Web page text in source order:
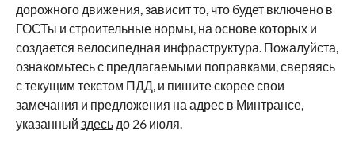
дорожного движения, зависит то, что будет включено в
ГОСТы и строительные нормы, на основе которых и
создается велосипедная инфраструктура. Пожалуйста,
ознакомьтесь с предлагаемыми поправками, сверяясь
с текущим текстом ПДД, и пишите скорее свои
замечания и предложения на адрес в Минтрансе,
указанный здесьдо 26 июля.